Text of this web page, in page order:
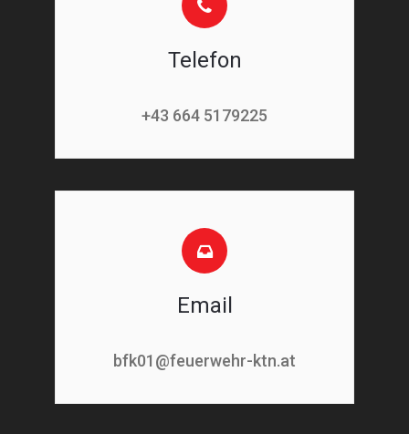
Telefon
+43 664 5179225
Email
bfk01@feuerwehr-ktn.at